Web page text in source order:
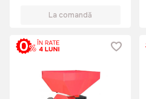
La comandă